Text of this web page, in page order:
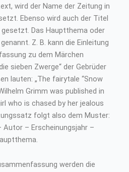
wird der Name der Zeitung in
Ebenso wird auch der Titel
Das Hauptthema oder
Z. B. kann die Einleitung
zu dem Märchen
sieben Zwerge“ der Gebrüder
lauten: „The fairytale “Snow
Grimm was published in
who is chased by her jealous
folgt also dem Muster:
– Erscheinungsjahr –
werden die